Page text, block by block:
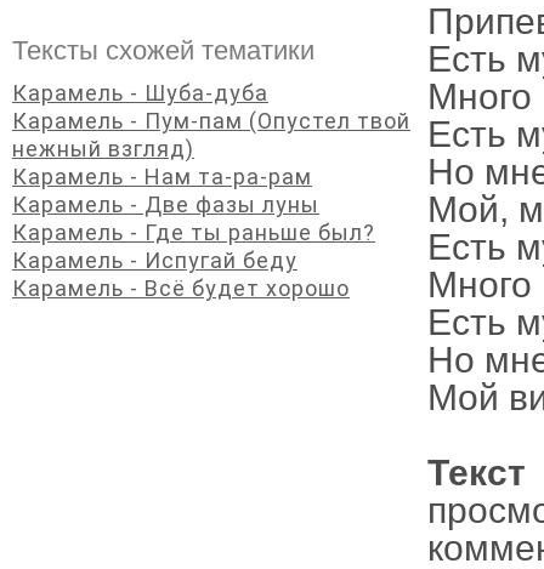
Есть
Много
Есть
Но
Мой,
Есть
Много
Есть
Но
Мой
Тексты схожей тематики
Карамель - Шуба-дуба
Карамель - Пум-пам (Опустел твой
нежный взгляд)
Карамель - Нам та-ра-рам
Карамель - Две фазы луны
Карамель - Где ты раньше был?
Карамель - Испугай беду
Карамель - Всё будет хорошо